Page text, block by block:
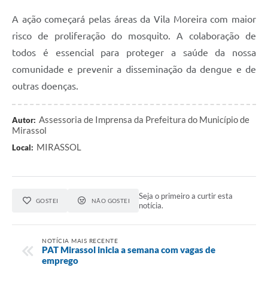
A ação começará pelas áreas da Vila Moreira com maior
risco de proliferação do mosquito. A colaboração de
todos é essencial para proteger a saúde da nossa
comunidade e prevenir a disseminação da dengue e de
outras doenças.
Autor: Assessoria de Imprensa da Prefeitura do Município de
Mirassol
Local: MIRASSOL
GOSTEI NÃO GOSTEI
Seja o primeiro a curtir esta
notícia.
NOTÍCIA MAIS RECENTE
PAT Mirassol inicia a semana com vagas de
emprego